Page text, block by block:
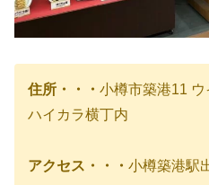
住所・・・ 小樽市築港11
ハイカラ横丁内
アクセス・・・ 小樽築港駅